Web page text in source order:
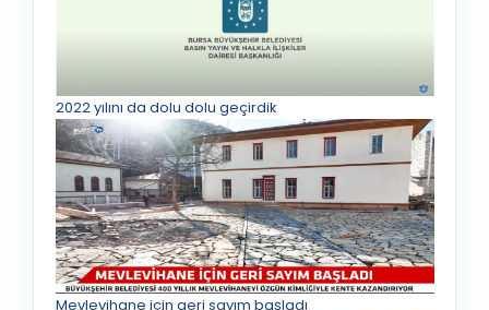
2022 yılını da dolu dolu geçirdik
Mevlevihane için geri sayım başladı